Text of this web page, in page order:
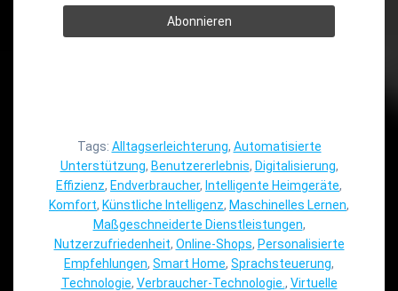
Tags: Alltagserleichterung, Automatisierte
Unterstützung, Benutzererlebnis, Digitalisierung,
Effizienz, Endverbraucher, Intelligente Heimgeräte,
Komfort, Künstliche Intelligenz, Maschinelles Lernen,
Maßgeschneiderte Dienstleistungen,
Nutzerzufriedenheit, Online-Shops, Personalisierte
Empfehlungen, Smart Home, Sprachsteuerung,
Technologie, Verbraucher-Technologie. , Virtuelle